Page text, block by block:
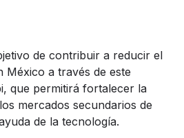
de contribuir a reducir el
México a través de este
que permitirá fortalecer la
mercados secundarios de
de la tecnología.